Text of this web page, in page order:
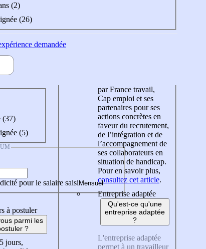
(2)
(26)
demandée
(37)
(5)
pour le salaire saisi
à postuler
parmi les
?
jours,
par France travail,
Cap emploi et ses
partenaires pour ses
actions concrètes en
faveur du recrutement,
de l’intégration et de
l’accompagnement de
ses collaborateurs en
situation de handicap.
Pour en savoir plus,
consultez cet article.
Entreprise adaptée
Qu'est-ce qu'une
entreprise adaptée
?
L'entreprise adaptée
permet à un travailleur